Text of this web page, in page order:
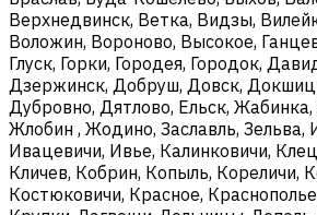
Верхнедвинск, Ветка, Видзы,
Воложин, Вороново, Высокое,
Глуск, Горки, Городея, Городок,
Дзержинск, Добруш, Довск,
Дубровно, Дятлово, Ельск,
Жлобин , Жодино, Заславль, Зельва,
Ивацевичи, Ивье, Калинковичи,
Кличев, Кобрин, Копыль, Кореличи,
Костюковичи, Красное,